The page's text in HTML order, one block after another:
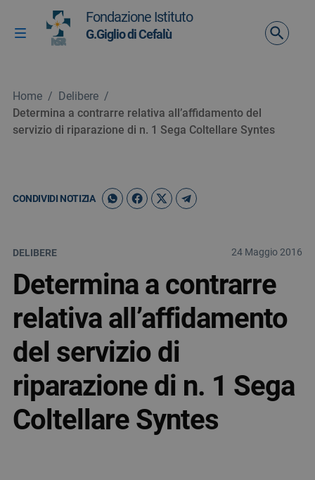
Vai ai contenuti
Vai al menu di navigazione
Vai al footer
Attiva / disattiva la navigazione
Fondazione Istituto
G.Giglio di Cefalù
Home / Delibere /
Determina a contrarre relativa all’affidamento del
servizio di riparazione di n. 1 Sega Coltellare Syntes
CONDIVIDI NOTIZIA
DELIBERE 24 Maggio 2016
Determina a contrarre
relativa all’affidamento
del servizio di
riparazione di n. 1 Sega
Coltellare Syntes